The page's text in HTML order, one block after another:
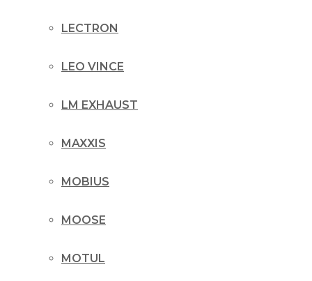
LECTRON
LEO VINCE
LM EXHAUST
MAXXIS
MOBIUS
MOOSE
MOTUL